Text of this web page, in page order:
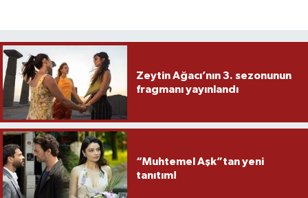
Zeytin Ağacı’nın 3. sezonunun
fragmanı yayınlandı
“Muhtemel Aşk”tan yeni
tanıtım!